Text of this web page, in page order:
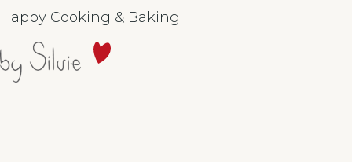
Happy Cooking & Baking !